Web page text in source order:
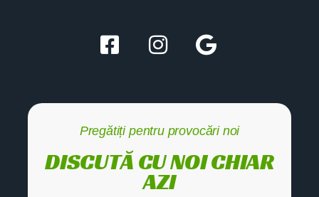
Pregătiți pentru provocări noi
DISCUTĂ CU NOI CHIAR
AZI